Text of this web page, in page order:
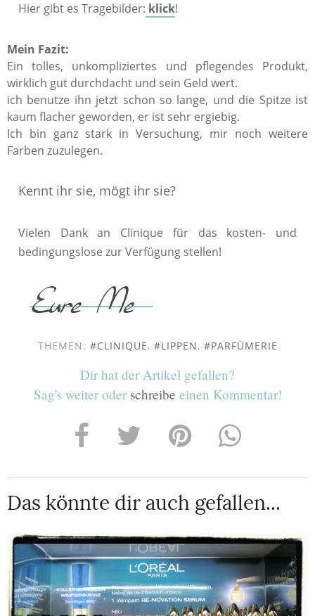
Hier gibt es Tragebilder: klick!
Mein Fazit:
Ein tolles, unkompliziertes und pflegendes Produkt,
wirklich gut durchdacht und sein Geld wert.
ich benutze ihn jetzt schon so lange, und die Spitze ist
kaum flacher geworden, er ist sehr ergiebig.
Ich bin ganz stark in Versuchung, mir noch weitere
Farben zuzulegen.
Kennt ihr sie, mögt ihr sie?
Vielen Dank an Clinique für das kosten- und
bedingungslose zur Verfügung stellen!
THEMEN: CLINIQUE, LIPPEN, PARFÜMERIE
Dir hat der Artikel gefallen?
Sag's weiter oder schreibe einen Kommentar!
Das könnte dir auch gefallen...